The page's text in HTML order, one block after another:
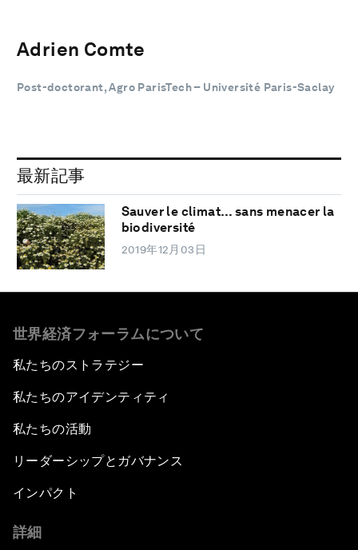
Adrien Comte
Post-doctorant, Agro ParisTech – Université Paris-Saclay
最新記事
Sauver le climat… sans menacer la
biodiversité
2019年12月03日
世界経済フォーラムについて
私たちのストラテジー
私たちのアイデンティティ
私たちの活動
リーダーシップとガバナンス
インパクト
詳細